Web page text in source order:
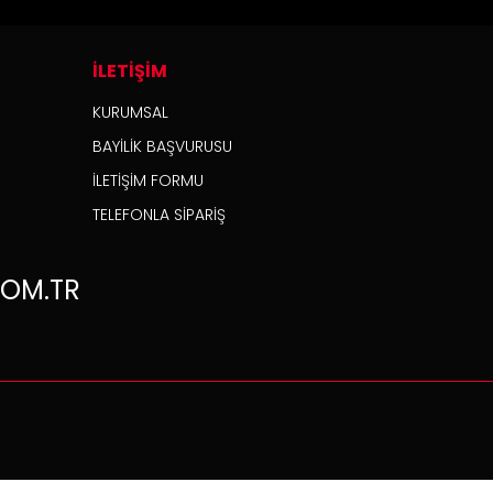
İLETİŞİM
KURUMSAL
BAYİLİK BAŞVURUSU
İLETİŞİM FORMU
TELEFONLA SİPARİŞ